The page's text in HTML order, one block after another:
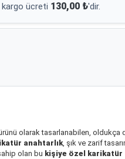
ücreti 130,00 ₺'dir.
olarak tasarlanabilen, oldukça
anahtarlık, şık ve zarif
olan bu kişiye özel karikatür